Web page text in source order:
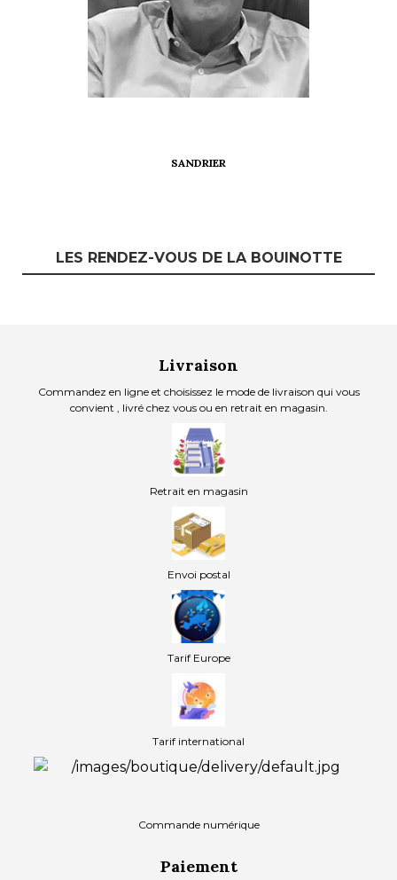
LES RENDEZ-VOUS DE LA BOUINOTTE
SANDRIER
Livraison
Commandez en ligne et choisissez le mode de livraison qui vous
convient , livré chez vous ou en retrait en magasin.
Retrait en magasin
Envoi postal
Tarif Europe
Tarif international
Commande numérique
Paiement